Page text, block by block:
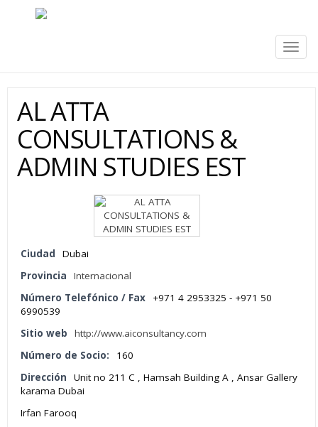
AL ATTA
CONSULTATIONS &
ADMIN STUDIES EST
Ciudad
Dubai
Provincia
Internacional
Número Telefónico / Fax
+971 4 2953325 - +971 50
6990539
Sitio web
http://www.aiconsultancy.com
Número de Socio:
160
Dirección
Unit no 211 C , Hamsah Building A , Ansar Gallery
karama Dubai
Irfan Farooq